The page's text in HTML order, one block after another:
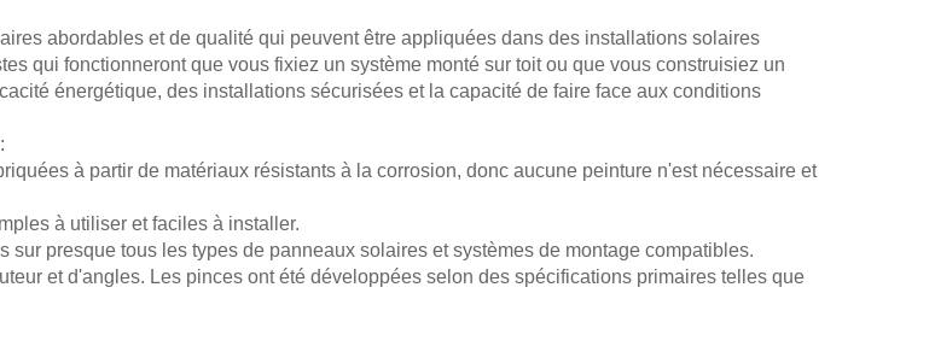
abordables et de qualité qui peuvent être appliquées dans des installations solaires
qui fonctionneront que vous fixiez un système monté sur toit ou que vous construisiez un
énergétique, des installations sécurisées et la capacité de faire face aux conditions
à partir de matériaux résistants à la corrosion, donc aucune peinture n'est nécessaire et
à utiliser et faciles à installer.
presque tous les types de panneaux solaires et systèmes de montage compatibles.
et d'angles. Les pinces ont été développées selon des spécifications primaires telles que